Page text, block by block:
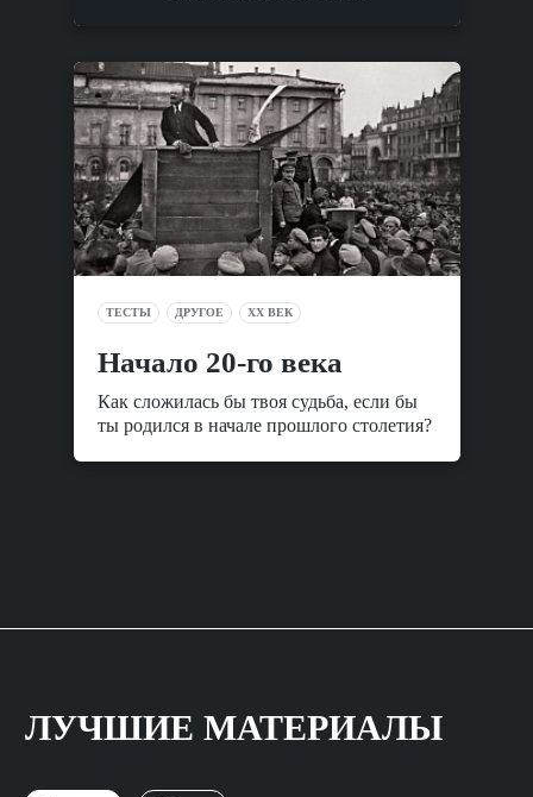
ТЕСТЫ ДРУГОЕ XX ВЕК
Начало 20-го века
Как сложилась бы твоя судьба, если бы
ты родился в начале прошлого столетия?
ЛУЧШИЕ МАТЕРИАЛЫ